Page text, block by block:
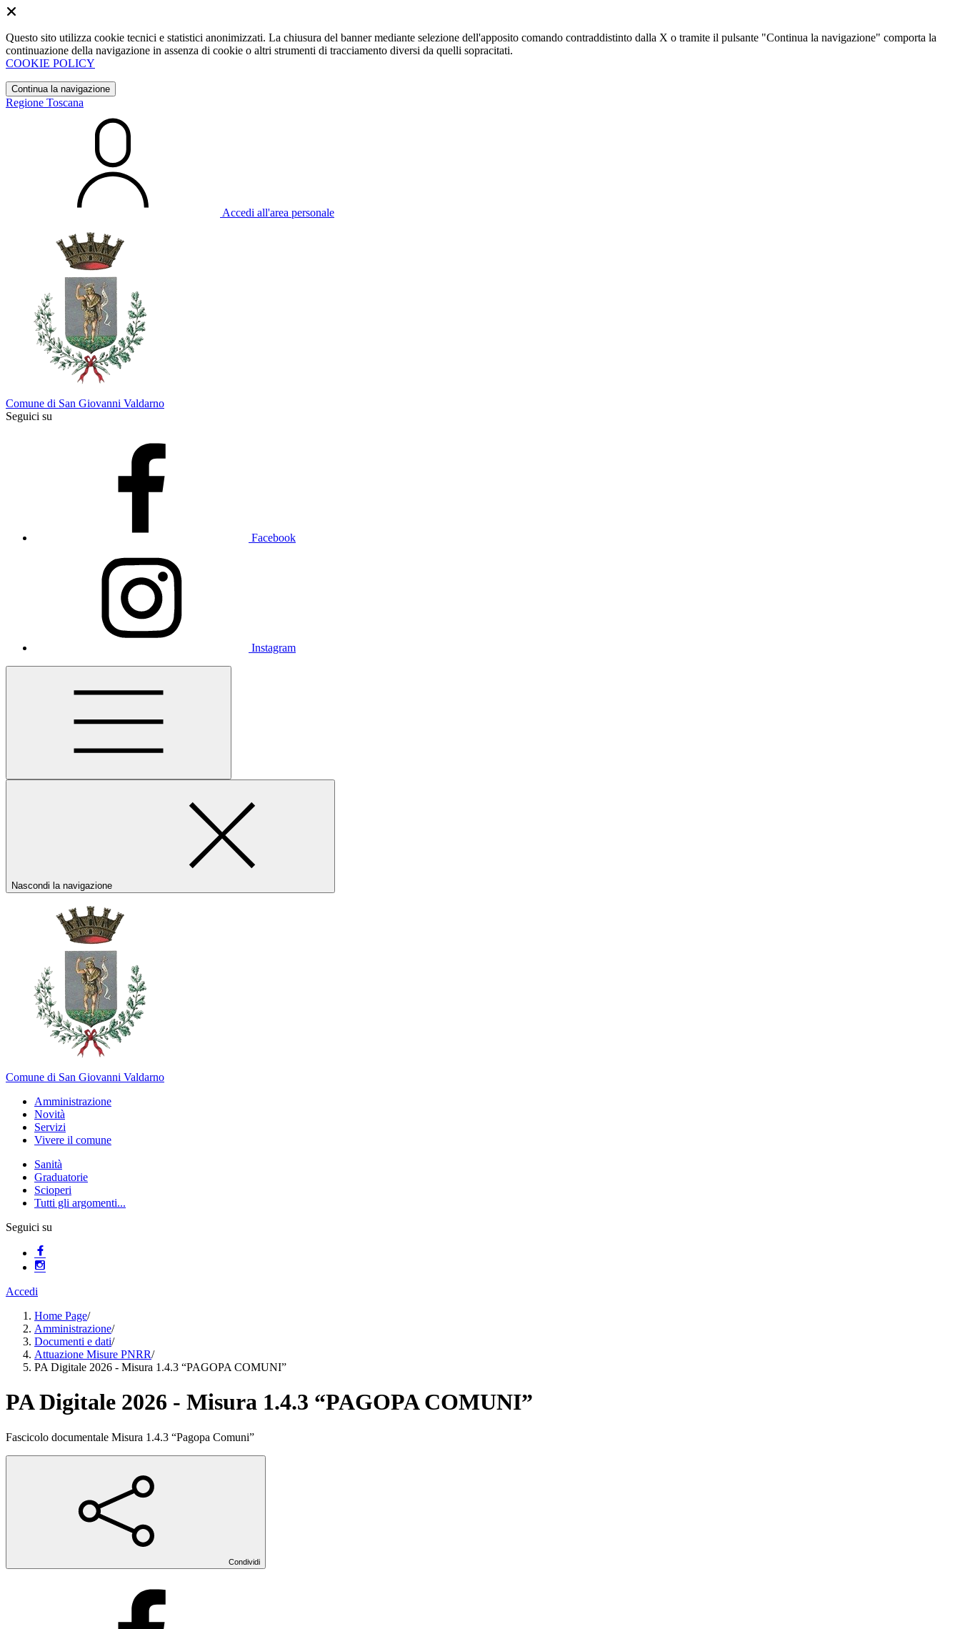
Questo sito utilizza cookie tecnici e statistici anonimizzati. La chiusura del banner mediante selezione dell'apposito comando contraddistinto dalla X o tramite il pulsante "Continua la navigazione" comporta la
continuazione della navigazione in assenza di cookie o altri strumenti di tracciamento diversi da quelli sopracitati.
COOKIE POLICY
Continua la navigazione
Regione Toscana
Accedi all'area personale
Comune di San Giovanni Valdarno
Seguici su
Facebook
Instagram
Nascondi la navigazione
Comune di San Giovanni Valdarno
Amministrazione
Novità
Servizi
Vivere il comune
Sanità
Graduatorie
Scioperi
Tutti gli argomenti...
Seguici su
Accedi
Home Page/
Amministrazione/
Documenti e dati/
Attuazione Misure PNRR/
PA Digitale 2026 - Misura 1.4.3 “PAGOPA COMUNI”
PA Digitale 2026 - Misura 1.4.3 “PAGOPA COMUNI”
Fascicolo documentale Misura 1.4.3 “Pagopa Comuni”
Condividi